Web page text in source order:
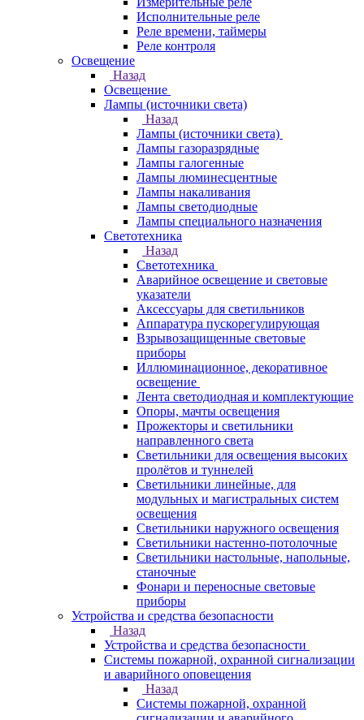
Исполнительные реле
Реле времени, таймеры
Реле контроля
Освещение
Назад
Освещение
Лампы (источники света)
Назад
Лампы (источники света)
Лампы газоразрядные
Лампы галогенные
Лампы люминесцентные
Лампы накаливания
Лампы светодиодные
Лампы специального назначения
Светотехника
Назад
Светотехника
Аварийное освещение и световые
указатели
Аксессуары для светильников
Аппаратура пускорегулирующая
Взрывозащищенные световые
приборы
Иллюминационное, декоративное
освещение
Лента светодиодная и комплектующие
Опоры, мачты освещения
Прожекторы и светильники
направленного света
Светильники для освещения высоких
пролётов и туннелей
Светильники линейные, для
модульных и магистральных систем
освещения
Светильники наружного освещения
Светильники настенно-потолочные
Светильники настольные, напольные,
станочные
Фонари и переносные световые
приборы
Устройства и средства безопасности
Назад
Устройства и средства безопасности
Системы пожарной, охранной сигнализации
и аварийного оповещения
Назад
Системы пожарной, охранной